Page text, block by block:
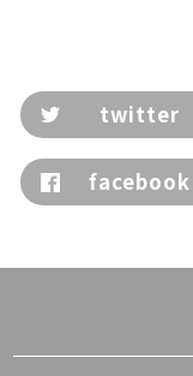
twitter
facebook